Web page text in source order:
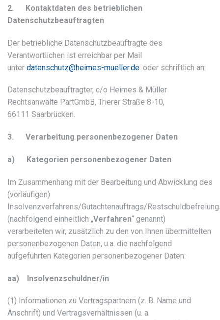
2. Kontaktdaten des betrieblichen
Datenschutzbeauftragten
Der betriebliche Datenschutzbeauftragte des
Verantwortlichen ist erreichbar per Mail
unter datenschutz@heimes-mueller.de . oder schriftlich an:
Datenschutzbeauftragter, c/o Heimes & Müller
Rechtsanwälte PartGmbB, Trierer Straße 8-10,
66111 Saarbrücken.
3. Verarbeitung personenbezogener Daten
a) Kategorien personenbezogener Daten
Im Zusammenhang mit der Bearbeitung und Abwicklung des
(vorläufigen)
Insolvenzverfahrens/Gutachtenauftrags/
(nachfolgend einheitlich „Verfahren“ genannt)
verarbeiteten wir, zusätzlich zu den von Ihnen übermittelten
personenbezogenen Daten, u.a. die nachfolgend
aufgeführten Kategorien personenbezogener Daten:
aa) Insolvenzschuldner/in
(1) Informationen zu Vertragspartnern (z. B. Name und
Anschrift) und Vertragsverhältnissen (u. a.